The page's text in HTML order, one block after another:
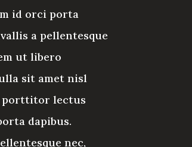
id orci porta
a pellentesque
ut libero
sit amet nisl
porttitor lectus
dapibus.
nec,